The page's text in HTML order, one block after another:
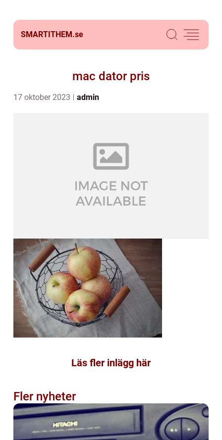
SMARTITHEM.se
mac dator pris
17 oktober 2023 admin
Läs fler inlägg här
Fler nyheter